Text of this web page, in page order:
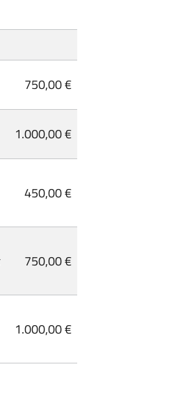
750,00 €
1.000,00 €
450,00 €
750,00 €
1.000,00 €